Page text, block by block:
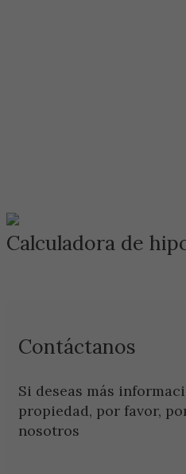
Calculadora de
Contáctanos
Si deseas más
propiedad, por favor,
nosotros